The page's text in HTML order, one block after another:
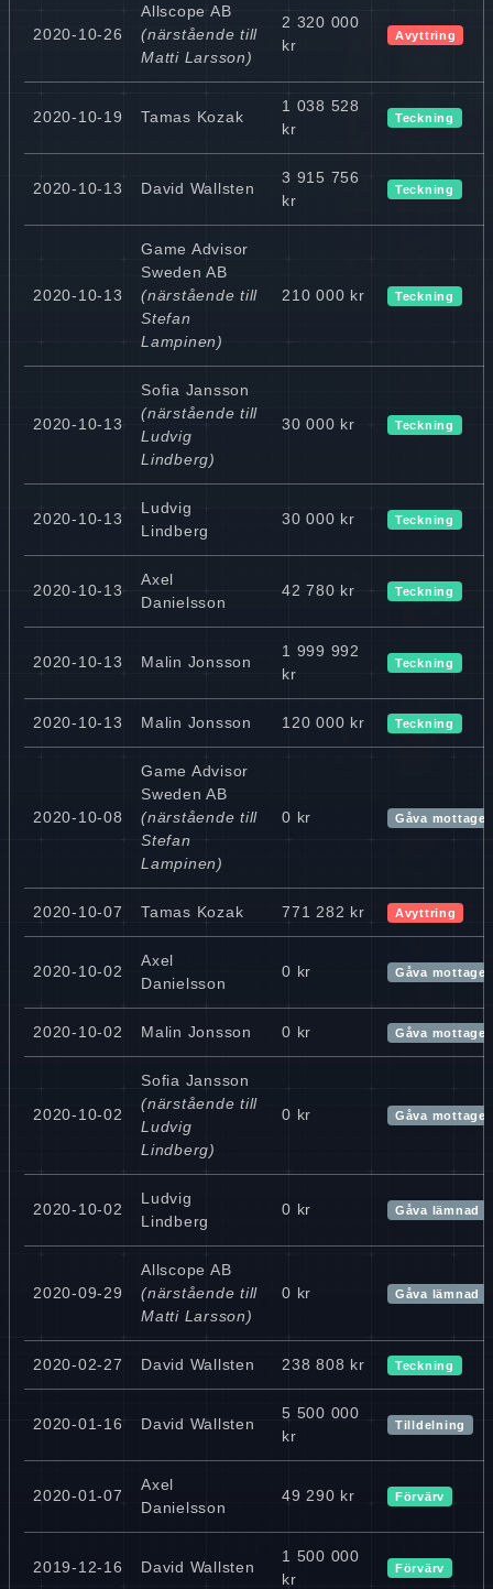
2020-10-26
Allscope AB
(närstående till
Matti Larsson)
2 320 000
kr
Avyttring
2020-10-19 Tamas Kozak
1 038 528
kr
Teckning
2020-10-13 David Wallsten
3 915 756
kr
Teckning
2020-10-13
Game Advisor
Sweden AB
(närstående till
Stefan
Lampinen)
210 000 kr Teckning
2020-10-13
Sofia Jansson
(närstående till
Ludvig
Lindberg)
30 000 kr Teckning
2020-10-13
Ludvig
Lindberg
30 000 kr Teckning
2020-10-13
Axel
Danielsson
42 780 kr Teckning
2020-10-13 Malin Jonsson
1 999 992
kr
Teckning
2020-10-13 Malin Jonsson 120 000 kr Teckning
2020-10-08
Game Advisor
Sweden AB
(närstående till
Stefan
Lampinen)
0 kr Gåva
2020-10-07 Tamas Kozak 771 282 kr Avyttring
2020-10-02
Axel
Danielsson
0 kr Gåva
2020-10-02 Malin Jonsson 0 kr Gåva
2020-10-02
Sofia Jansson
(närstående till
Ludvig
Lindberg)
0 kr Gåva
2020-10-02
Ludvig
Lindberg
0 kr Gåva lämnad
2020-09-29
Allscope AB
(närstående till
Matti Larsson)
0 kr Gåva lämnad
2020-02-27 David Wallsten 238 808 kr Teckning
2020-01-16 David Wallsten
5 500 000
kr
Tilldelning
2020-01-07
Axel
Danielsson
49 290 kr Förvärv
2019-12-16 David Wallsten
1 500 000
kr
Förvärv